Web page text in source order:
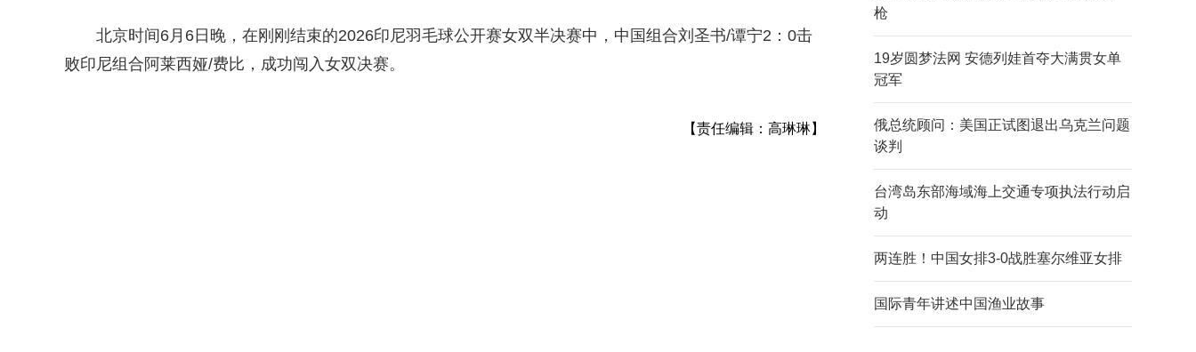
北京时间6月6日晚，在刚刚结束的2026印尼羽毛球公开赛女双半决赛中，中国组合刘圣书/谭宁2：0击
败印尼组合阿莱西娅/费比，成功闯入女双决赛。
【责任编辑：高琳琳】
枪
19岁圆梦法网 安德列娃首夺大满贯女单
冠军
俄总统顾问：美国正试图退出乌克兰问题
谈判
台湾岛东部海域海上交通专项执法行动启
动
两连胜！中国女排3-0战胜塞尔维亚女排
国际青年讲述中国渔业故事